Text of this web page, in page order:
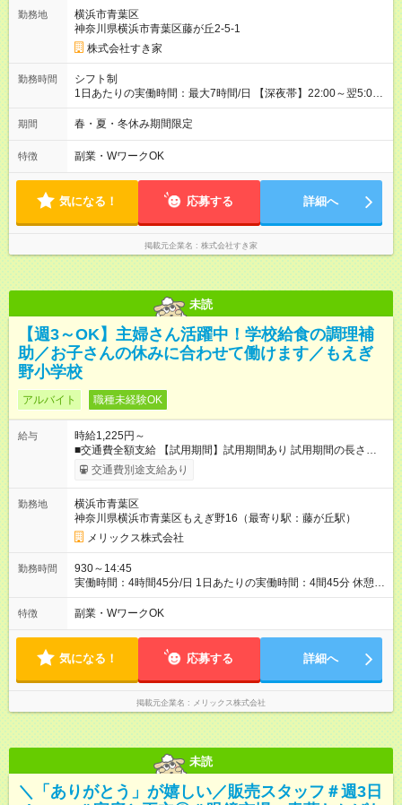
同時給）
勤務地
横浜市青葉区
神奈川県横浜市青葉区藤が丘2-5-1
株式会社すき家
勤務時間
シフト制
1日あたりの実働時間：最大7時間/日 【深夜帯】22:00～翌5:00
週2日～・1日2h～OK◎ ※22:00から翌5:00までは18歳以上の方
のみ勤務可能です（18歳未満の深夜業務禁止のため） ★深夜で
す。 必ず、2名以上での勤務を行いますので、安心して働けま
す。
期間 春・夏・冬休み期間限定
特徴 副業・WワークOK
気になる！ 応募する 詳細へ
掲載元企業名 株式会社すき家
未読
【週3～OK】主婦さん活躍中！学校給食の調理補
助／お子さんの休みに合わせて働けます／もえぎ
野小学校
アルバイト 職種未経験OK
給与
時給1,225円～
■交通費全額支給 【試用期間】試用期間あり 試用期間の長さ：3
ヶ月 雇用形態、給与は本採用時と同じです。
交通費別途支給あり
勤務地
横浜市青葉区
神奈川県横浜市青葉区もえぎ野16（最寄り駅：藤が丘駅）
メリックス株式会社
勤務時間
930～14:45
実働時間：4時間45分/日 1日あたりの実働時間：4間45分 休憩：
30分 ※勤務時間につきましては、お気軽に面接時ご相談くださ
い ◆週3日勤務～OK ◆決められた時間内のお仕事なので 家族と
迎！
特徴 副業・WワークOK
気になる！ 応募する 詳細へ
掲載元企業名 メリックス株式会社
未読
＼「ありがとう」が嬉しい／販売スタッフ＃週3日